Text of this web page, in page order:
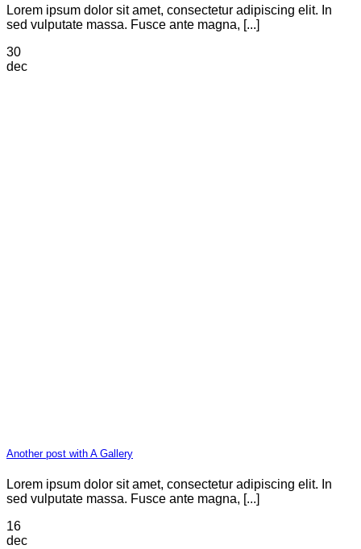
Lorem ipsum dolor sit amet, consectetur adipiscing elit. In
sed vulputate massa. Fusce ante magna, [...]
30
dec
Another post with A Gallery
Lorem ipsum dolor sit amet, consectetur adipiscing elit. In
sed vulputate massa. Fusce ante magna, [...]
16
dec